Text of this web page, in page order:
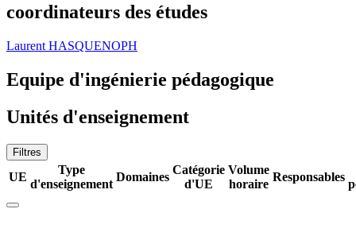
coordinateurs des études
Laurent HASQUENOPH
Equipe d'ingénierie pédagogique
Unités d'enseignement
Filtres
UE
Type
d'enseignement
Domaines
Catégorie
d'UE
Volume
horaire
Responsables